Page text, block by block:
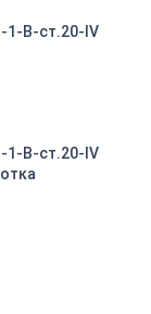
1-B-ст.20-IV
1-B-ст.20-IV